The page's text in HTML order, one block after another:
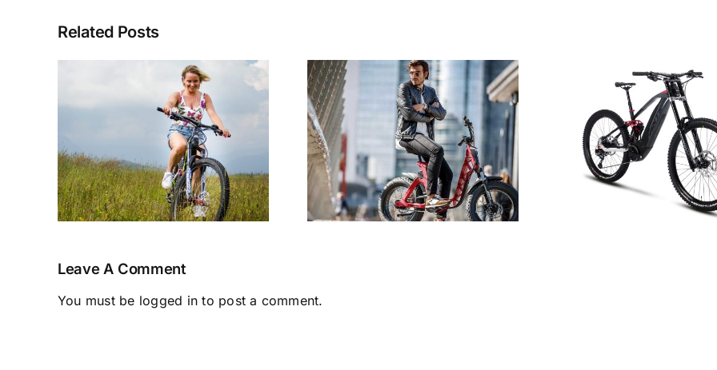
Related Posts
Fantic Issimo: La
Prova su Strada
Nuova Gamma
Fantic Bikes 2021
Leave A Comment
You must be logged in to post a comment.